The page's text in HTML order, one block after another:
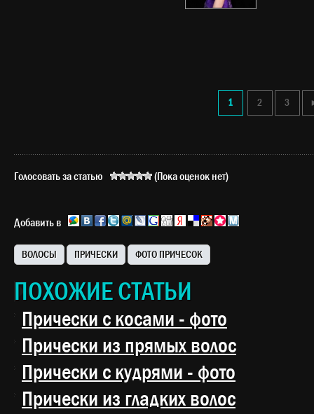
1 2 3
Голосовать за статью (Пока оценок нет)
Добавить в
ВОЛОСЫ ПРИЧЕСКИ ФОТО ПРИЧЕСОК
ПОХОЖИЕ СТАТЬИ
Прически с косами - фото
Прически из прямых волос
Прически с кудрями - фото
Прически из гладких волос